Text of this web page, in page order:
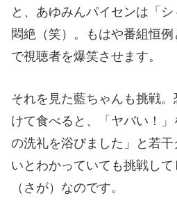
と、あゆみんパイセンは「
悶絶（笑）。もはや番組恒
で視聴者を爆笑させます。
それを見た藍ちゃんも挑戦
けて食べると、「ヤバい！
の洗礼を浴びました」と若
いとわかっていても挑戦し
（さが）なのです。